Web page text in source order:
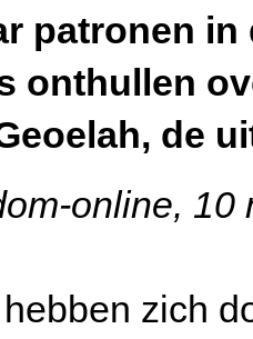
patronen
onthullen
, de
online, 10
hebben zich